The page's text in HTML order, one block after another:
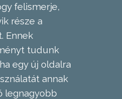
felismerje,
része a
Ennek
tudunk
egy új oldalra
annak
legnagyobb